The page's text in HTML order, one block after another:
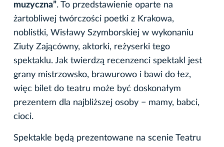
muzyczna”. To przedstawienie oparte na
żartobliwej twórczości poetki z Krakowa,
noblistki, Wisławy Szymborskiej w wykonaniu
Ziuty Zającówny, aktorki, reżyserki tego
spektaklu. Jak twierdzą recenzenci spektakl jest
grany mistrzowsko, brawurowo i bawi do łez,
więc bilet do teatru może być doskonałym
prezentem dla najbliższej osoby − mamy, babci,
cioci.
Spektakle będą prezentowane na scenie Teatru